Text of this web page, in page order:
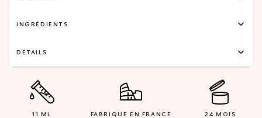
INGRÉDIENTS
DÉTAILS
11 ML FABRIQUE EN FRANCE 24 MOIS